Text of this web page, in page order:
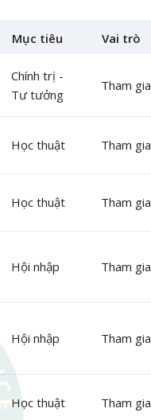
Mục tiêu Vai trò
Chính trị -
Tư tưởng
Tham gia
Học thuật Tham gia
Học thuật Tham gia
Hội nhập Tham gia
Hội nhập Tham gia
Học thuật Tham gia